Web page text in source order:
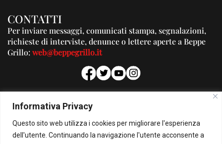
Informativa Privacy
Questo sito web utilizza i cookies per migliorare l'esperienza
dell'utente. Continuando la navigazione l'utente acconsente a
CONTATTI
Per inviare messaggi, comunicati stampa, segnalazioni,
richieste di interviste, denunce o lettere aperte a Beppe
Grillo:web@beppegrillo.it
PUBBLICITA'
Per la tua pubblicità su questo Blog:
pubblicita@beppegrillo.it